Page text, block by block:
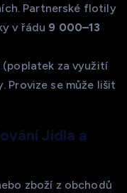
Partnerské flotily
v řádu 9 000–13
(poplatek za využití
Provize se může lišit
Jídla a
zboží z obchodů